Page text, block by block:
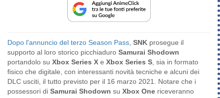
Dopo l'annuncio del terzo Season Pass, SNK prosegue il
supporto al loro storico picchiaduro Samurai Shodown
portandolo su Xbox Series X e Xbox Series S, sia in formato
fisico che digitale, con interessanti novità tecniche e alcuni dei
DLC usciti, il tutto previsto per il 16 marzo 2021. Notare che i
possessori di Samurai Shodown su Xbox One riceveranno